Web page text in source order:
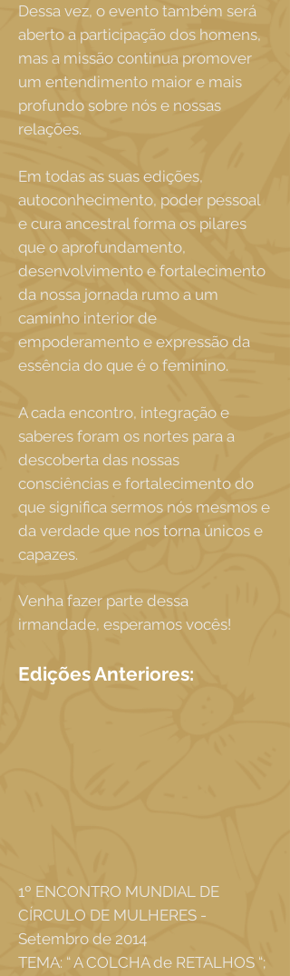
Dessa vez, o evento também será
aberto a participação dos homens,
mas a missão continua promover
um entendimento maior e mais
profundo sobre nós e nossas
relações.
Em todas as suas edições,
autoconhecimento, poder pessoal
e cura ancestral forma os pilares
que o aprofundamento,
desenvolvimento e fortalecimento
da nossa jornada rumo a um
caminho interior de
empoderamento e expressão da
essência do que é o feminino.
A cada encontro, integração e
saberes foram os nortes para a
descoberta das nossas
consciências e fortalecimento do
que significa sermos nós mesmos e
da verdade que nos torna únicos e
capazes.
Venha fazer parte dessa
irmandade, esperamos vocês!
Edições Anteriores:
1º ENCONTRO MUNDIAL DE
CÍRCULO DE MULHERES -
Setembro de 2014
TEMA: “ A COLCHA de RETALHOS “;